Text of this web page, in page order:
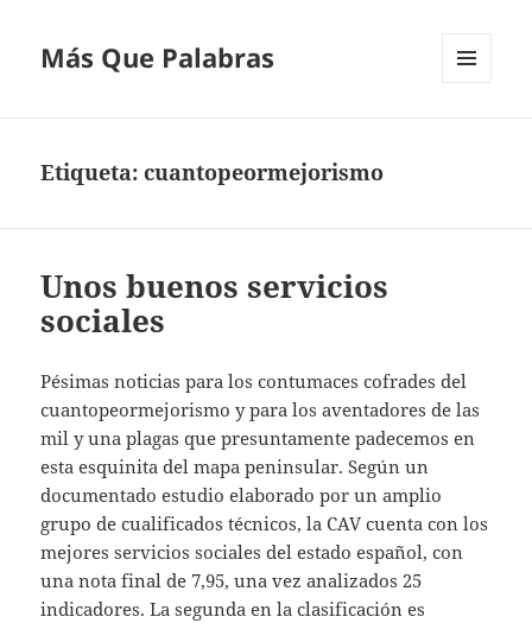
Más Que Palabras
Etiqueta:cuantopeormejorismo
Unos buenos servicios
sociales
Pésimas noticias para los contumaces cofrades del
cuantopeormejorismo y para los aventadores de las
mil y una plagas que presuntamente padecemos en
esta esquinita del mapa peninsular. Según un
documentado estudio elaborado por un amplio
grupo de cualificados técnicos, la CAV cuenta con los
mejores servicios sociales del estado español, con
una nota final de 7,95, una vez analizados 25
indicadores. La segunda en la clasificación es